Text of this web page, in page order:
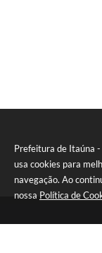
Prefeitura de Itaúna
usa cookies para
navegação. Ao
nossa Política de